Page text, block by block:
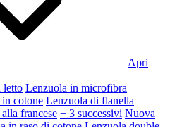
Apri
letto Lenzuola in microfibra
cotone Lenzuola di flanella
francese + 3 successivi Nuova